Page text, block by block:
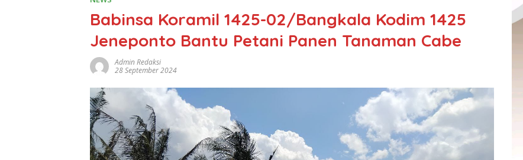
Babinsa Koramil 1425-02/Bangkala Kodim 1425
Jeneponto Bantu Petani Panen Tanaman Cabe
Admin Redaksi
28 September 2024